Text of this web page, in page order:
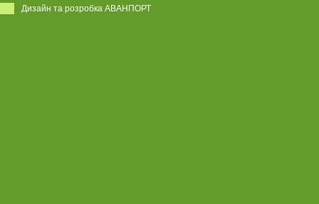
Дизайн та розробка АВАНПОРТ